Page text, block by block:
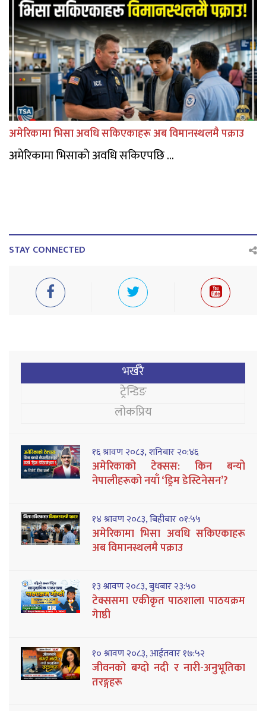
अमेरिकामा भिसा अवधि सकिएकाहरू अब विमानस्थलमै पक्राउ
अमेरिकामा भिसाको अवधि सकिएपछि ...
STAY CONNECTED
भर्खरै
ट्रेन्डिङ
लोकप्रिय
१६ श्रावण २०८३, शनिबार २०:४६
अमेरिकाको टेक्सस: किन बन्यो
नेपालीहरूको नयाँ ‘ड्रिम डेस्टिनेसन’?
१४ श्रावण २०८३, बिहीबार ०१:५५
अमेरिकामा भिसा अवधि सकिएकाहरू
अब विमानस्थलमै पक्राउ
१३ श्रावण २०८३, बुधबार २३:५०
टेक्ससमा एकीकृत पाठशाला पाठयक्रम
गेाष्ठी
१० श्रावण २०८३, आईतवार १७:५२
जीवनको बग्दो नदी र नारी-अनुभूतिका
तरङ्गहरू